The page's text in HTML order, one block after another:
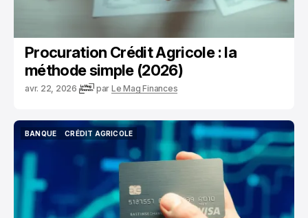
Procuration Crédit Agricole : la
méthode simple (2026)
avr. 22, 2026 par Le Mag Finances
BANQUE
CRÉDIT AGRICOLE
CRÉDIT AGRICOLE